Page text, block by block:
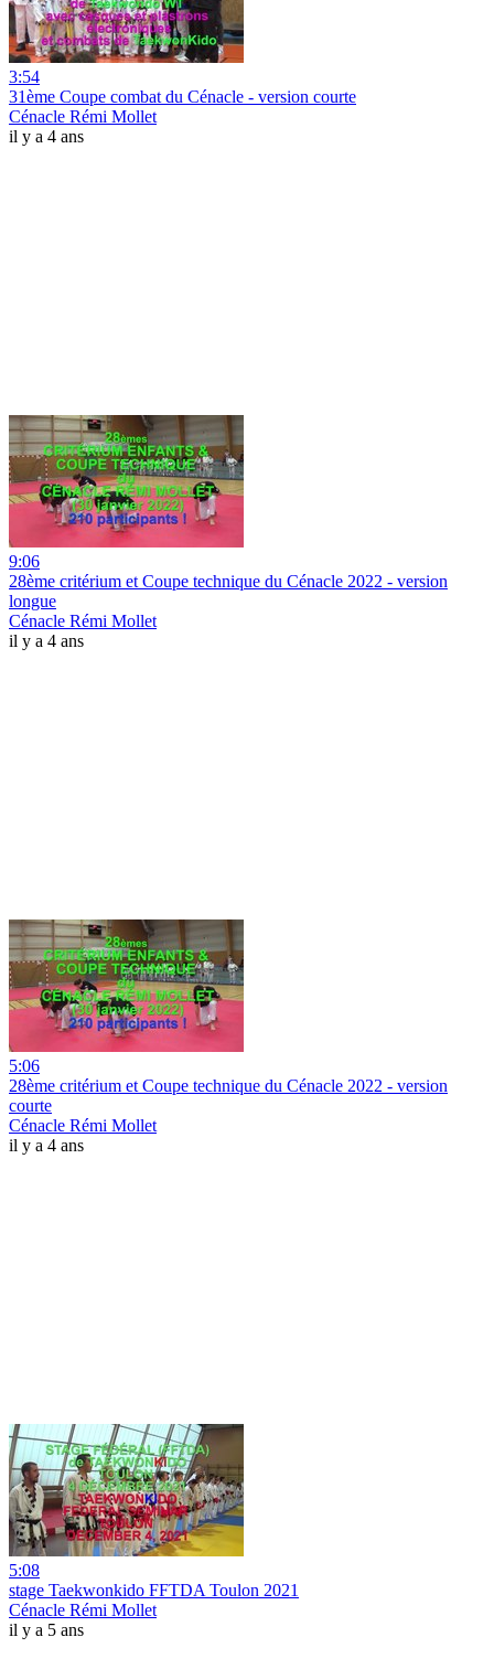
3:54
31ème Coupe combat du Cénacle - version courte
Cénacle Rémi Mollet
il y a 4 ans
9:06
28ème critérium et Coupe technique du Cénacle 2022 - version
longue
Cénacle Rémi Mollet
il y a 4 ans
5:06
28ème critérium et Coupe technique du Cénacle 2022 - version
courte
Cénacle Rémi Mollet
il y a 4 ans
5:08
stage Taekwonkido FFTDA Toulon 2021
Cénacle Rémi Mollet
il y a 5 ans